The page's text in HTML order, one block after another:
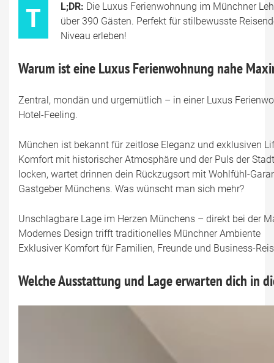
T L;DR: Die Luxus Ferienwohnung im Münchner
über 390 Gästen. Perfekt für stilbewusste
Niveau erleben!
Warum ist eine Luxus Ferienwohnung nahe
Zentral, mondän und urgemütlich – in einer Luxus
Hotel-Feeling.
München ist bekannt für zeitlose Eleganz und exklusiven
Komfort mit historischer Atmosphäre und der Puls der
locken, wartet drinnen dein Rückzugsort mit Wohlfühl-
Gastgeber Münchens. Was wünscht man sich mehr?
Unschlagbare Lage im Herzen Münchens – direkt bei der
Modernes Design trifft traditionelles Münchner Ambiente
Exklusiver Komfort für Familien, Freunde und Business-
Welche Ausstattung und Lage erwarten dich in